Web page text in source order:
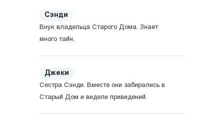
тайну Старого Дома смогут только самые храбрые
раскрыть тайну пропавшей экспедиции и найти древние
сокровища.
Сэнди
Внук владельца Старого Дома. Знает
много тайн.
Джеки
Сестра Сэнди. Вместе они забирались в
Старый Дом и видели привидений.